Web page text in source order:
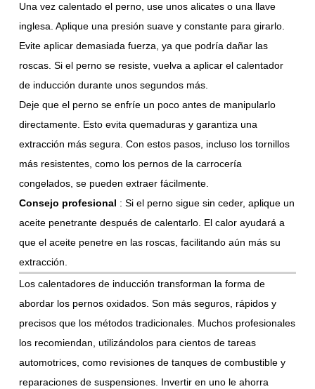
Una vez calentado el perno, use unos alicates o una llave
inglesa. Aplique una presión suave y constante para girarlo.
Evite aplicar demasiada fuerza, ya que podría dañar las
roscas. Si el perno se resiste, vuelva a aplicar el calentador
de inducción durante unos segundos más.
Deje que el perno se enfríe un poco antes de manipularlo
directamente. Esto evita quemaduras y garantiza una
extracción más segura. Con estos pasos, incluso los tornillos
más resistentes, como los pernos de la carrocería
congelados, se pueden extraer fácilmente.
Consejo profesional : Si el perno sigue sin ceder, aplique un
aceite penetrante después de calentarlo. El calor ayudará a
que el aceite penetre en las roscas, facilitando aún más su
extracción.
Los calentadores de inducción transforman la forma de
abordar los pernos oxidados. Son más seguros, rápidos y
precisos que los métodos tradicionales. Muchos profesionales
los recomiendan, utilizándolos para cientos de tareas
automotrices, como revisiones de tanques de combustible y
reparaciones de suspensiones. Invertir en uno le ahorra